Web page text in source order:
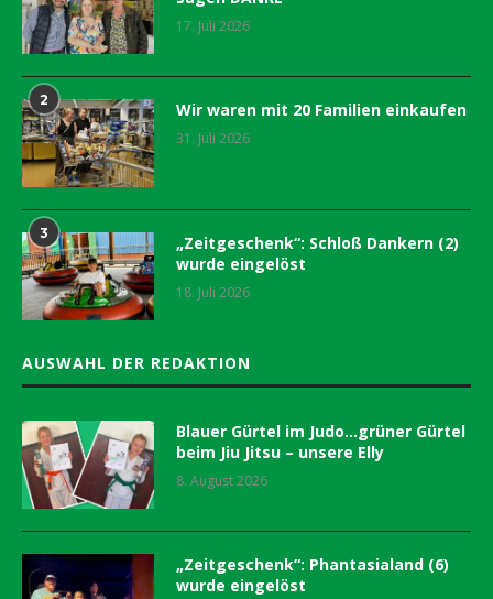
17. Juli 2026
2 Wir waren mit 20 Familien einkaufen
31. Juli 2026
3
„Zeitgeschenk“: Schloß Dankern (2)
wurde eingelöst
18. Juli 2026
AUSWAHL DER REDAKTION
Blauer Gürtel im Judo…grüner Gürtel
beim Jiu Jitsu – unsere Elly
8. August 2026
„Zeitgeschenk“: Phantasialand (6)
wurde eingelöst